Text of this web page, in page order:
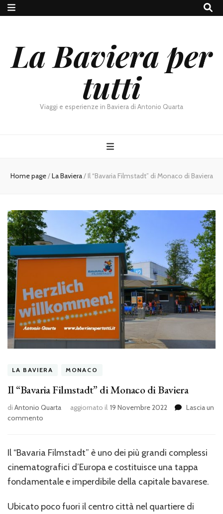
La Baviera per
tutti
Viaggi e esperienze in Baviera di Antonio Quarta
Home page/La Baviera/ Il “Bavaria Filmstadt” di Monaco di Baviera
LA BAVIERA MONACO
Il “Bavaria Filmstadt” di Monaco di Baviera
di Antonio Quarta aggiornato il 19 Novembre 2022
Lascia un
commento
Filmstadt”
Monaco
di
Il “Bavaria Filmstadt” è uno dei più grandi complessi
cinematografici d’Europa e costituisce una tappa
fondamentale e imperdibile della capitale bavarese.
Ubicato poco fuori il centro città nel quartiere di